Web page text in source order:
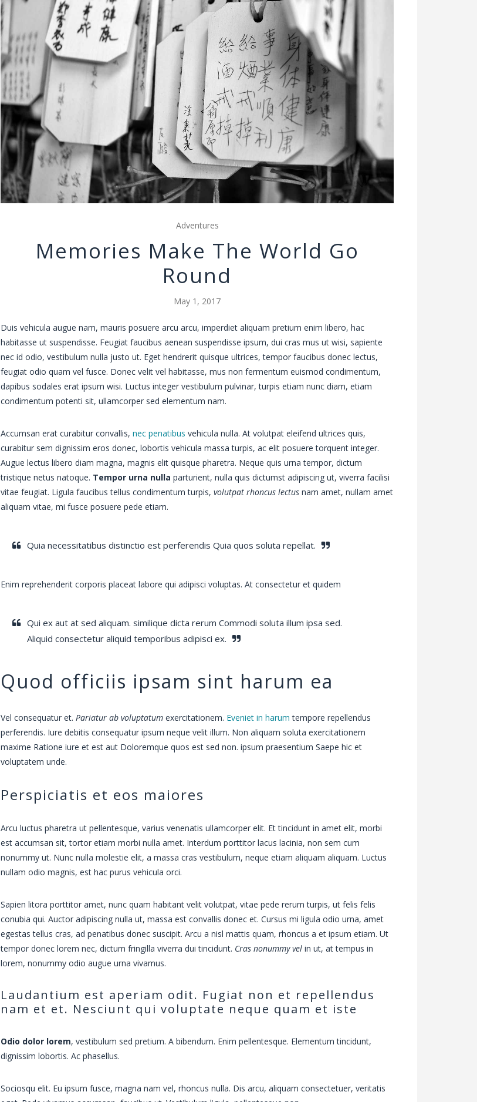
Adventures
Memories Make The World Go
Round
May 1, 2017
Duis vehicula augue nam, mauris posuere arcu arcu, imperdiet aliquam pretium enim libero, hac
habitasse ut suspendisse. Feugiat faucibus aenean suspendisse ipsum, dui cras mus ut wisi, sapiente
nec id odio, vestibulum nulla justo ut. Eget hendrerit quisque ultrices, tempor faucibus donec lectus,
feugiat odio quam vel fusce. Donec velit vel habitasse, mus non fermentum euismod condimentum,
dapibus sodales erat ipsum wisi. Luctus integer vestibulum pulvinar, turpis etiam nunc diam, etiam
condimentum potenti sit, ullamcorper sed elementum nam.
Accumsan erat curabitur convallis, nec penatibus vehicula nulla. At volutpat eleifend ultrices quis,
curabitur sem dignissim eros donec, lobortis vehicula massa turpis, ac elit posuere torquent integer.
Augue lectus libero diam magna, magnis elit quisque pharetra. Neque quis urna tempor, dictum
tristique netus natoque. Tempor urna nulla parturient, nulla quis dictumst adipiscing ut, viverra facilisi
vitae feugiat. Ligula faucibus tellus condimentum turpis, volutpat rhoncus lectus nam amet, nullam amet
aliquam vitae, mi fusce posuere pede etiam.
Quia necessitatibus distinctio est perferendis Quia quos soluta repellat.
Enim reprehenderit corporis placeat labore qui adipisci voluptas. At consectetur et quidem
Qui ex aut at sed aliquam. similique dicta rerum Commodi soluta illum ipsa sed.
Aliquid consectetur aliquid temporibus adipisci ex.
Quod officiis ipsam sint harum ea
Vel consequatur et. Pariatur ab voluptatum exercitationem. Eveniet in harum tempore repellendus
perferendis. Iure debitis consequatur ipsum neque velit illum. Non aliquam soluta exercitationem
maxime Ratione iure et est aut Doloremque quos est sed non. ipsum praesentium Saepe hic et
voluptatem unde.
Perspiciatis et eos maiores
Arcu luctus pharetra ut pellentesque, varius venenatis ullamcorper elit. Et tincidunt in amet elit, morbi
est accumsan sit, tortor etiam morbi nulla amet. Interdum porttitor lacus lacinia, non sem cum
nonummy ut. Nunc nulla molestie elit, a massa cras vestibulum, neque etiam aliquam aliquam. Luctus
nullam odio magnis, est hac purus vehicula orci.
Sapien litora porttitor amet, nunc quam habitant velit volutpat, vitae pede rerum turpis, ut felis felis
conubia qui. Auctor adipiscing nulla ut, massa est convallis donec et. Cursus mi ligula odio urna, amet
egestas tellus cras, ad penatibus donec suscipit. Arcu a nisl mattis quam, rhoncus a et ipsum etiam. Ut
tempor donec lorem nec, dictum fringilla viverra dui tincidunt. Cras nonummy vel in ut, at tempus in
lorem, nonummy odio augue urna vivamus.
Laudantium est aperiam odit. Fugiat non et repellendus
nam et et. Nesciunt qui voluptate neque quam et iste
Odio dolor lorem, vestibulum sed pretium. A bibendum. Enim pellentesque. Elementum tincidunt,
dignissim lobortis. Ac phasellus.
Sociosqu elit. Eu ipsum fusce, magna nam vel, rhoncus nulla. Dis arcu, aliquam consectetuer, veritatis